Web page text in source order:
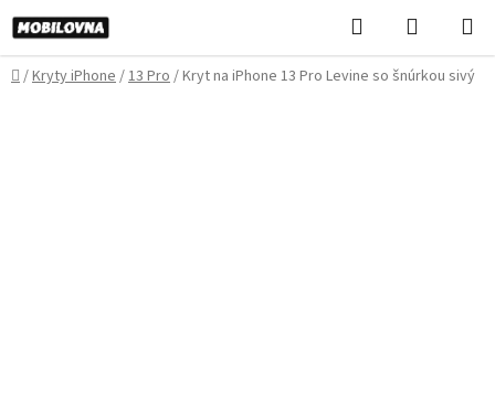
Prejsť
na
obsah
Hľadať
KOŠÍK
Domov
/Kryty iPhone/13 Pro/Kryt na iPhone 13 Pro Levine so šnúrkou sivý